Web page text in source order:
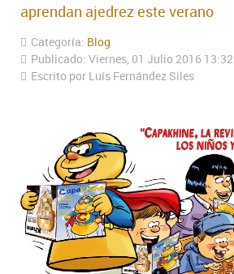
aprendan ajedrez este verano
Categoría: Blog
Publicado: Viernes, 01 Julio 2016 13:32
Escrito por Luís Fernández Siles